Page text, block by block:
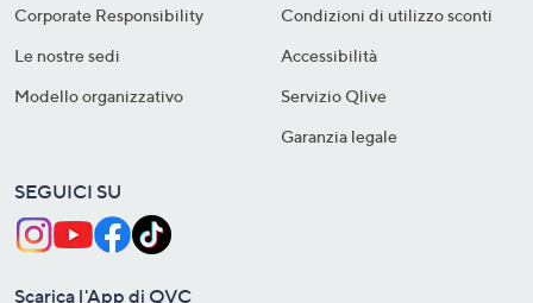
Corporate Responsibility
Le nostre sedi
Modello organizzativo
Condizioni di utilizzo sconti
Accessibilità
Servizio Qlive
Garanzia legale
SEGUICI SU
Scarica l'App di QVC